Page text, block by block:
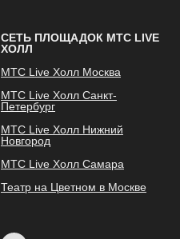
СЕТЬ ПЛОЩАДОК МТС LIVE
ХОЛЛ
МТС Live Холл Москва
МТС Live Холл Санкт-
Петербург
МТС Live Холл Нижний
Новгород
МТС Live Холл Самара
Театр на Цветном в Москве